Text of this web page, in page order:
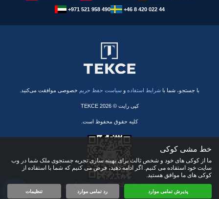
+971 521 958 490 +46 8 420 022 44
با جستجو، شما با شرایط استفاده و سیاست حفظ حریم خصوصی موافقت می‌کنید.
کپی رایت © 2026 TEKCE
کلیه حقوق محفوظ است.
همین حالا اپلیکیشن TEKCE را دانلود کنید!
خط مشی کوکی
ما از کوکی های خود و شخص ثالث برای بهینه سازی تجربه جستجوی ملک شما در وب
سایت خود استفاده می کنیم. اگر ادامه دهید، فرض می کنیم که شما با استفاده از
کوکی های ما موافق هستید.
پذیرش تمامی موارد رد تمامی موارد تنظیمات